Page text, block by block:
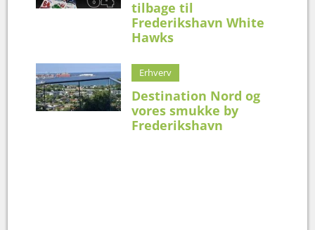
tilbage til
Frederikshavn White
Hawks
Erhverv
Destination Nord og
vores smukke by
Frederikshavn